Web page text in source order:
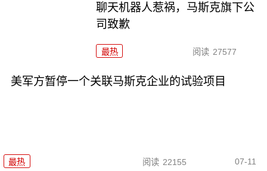
聊天机器人惹祸，马斯克旗下公
司致歉
最热 阅读 27577
美军方暂停一个关联马斯克企业的试验项目
最热 阅读 22155 07-11